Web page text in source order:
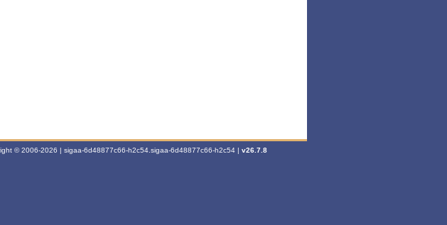
© 2006-2026 | sigaa-6d48877c66-h2c54.sigaa-6d48877c66-h2c54 | v26.7.8